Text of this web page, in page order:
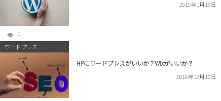
2019年1月16日
0
ワードプレス
HPにワードプレスがいいか？Wixがいいか？
2018年12月10日